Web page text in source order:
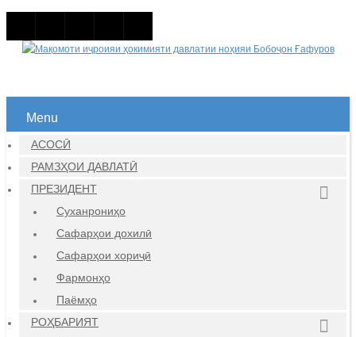
Menu
АСОСӢ
РАМЗҲОИ ДАВЛАТӢ
ПРЕЗИДЕНТ
Суханрониҳо
Сафарҳои дохилӣ
Сафарҳои хориҷӣ
Фармонҳо
Паёмҳо
РОҲБАРИЯТ